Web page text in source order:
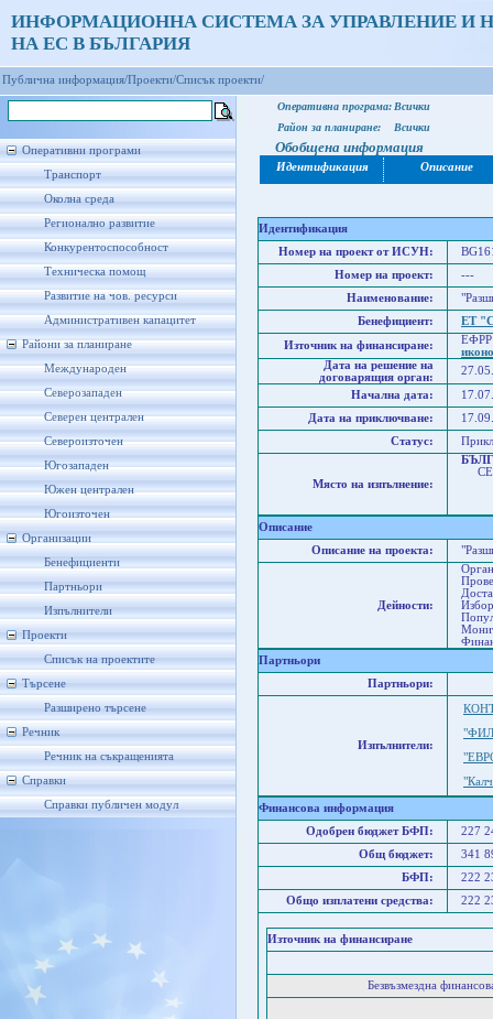
ИНФОРМАЦИОННА СИСТЕМА ЗА УПРАВЛЕНИЕ И
НА ЕС В БЪЛГАРИЯ
Публична информация/Проекти/Списък проекти/
Оперативни програми
Транспорт
Околна среда
Регионално развитие
Конкурентоспособност
Техническа помощ
Развитие на чов. ресурси
Административен капацитет
Райони за планиране
Международен
Северозападен
Северен централен
Североизточен
Югозападен
Южен централен
Югоизточен
Организации
Бенефициенти
Партньори
Изпълнители
Проекти
Списък на проектите
Търсене
Разширено търсене
Речник
Речник на съкращенията
Справки
Справки публичен модул
Оперативна програма: Всички
Район за планиране:
Всички
Обобщена информация
Идентификация Описание
Идентификация
Номер на проект от ИСУН:
Номер на проект:
---
Наименование:
Бенефициент:
ЕТ
Източник на финансиране:
Дата на решение на
договарящия орган:
Начална дата:
Дата на приключване:
Статус:
Място на изпълнение:
Описание
Описание на проекта:
Дейности:
Партньори
Партньори:
Изпълнители:
Финансова информация
Одобрен бюджет БФП:
227
Общ бюджет:
341
БФП:
222
Общо изплатени средства:
222
Източник на финансиране
Безвъзмездна